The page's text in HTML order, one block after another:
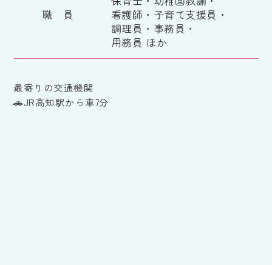
職 員
看護師・子育て支援員・
調理員・事務員・
用務員 ほか
最寄りの交通機関
🚗JR高知駅から車7分